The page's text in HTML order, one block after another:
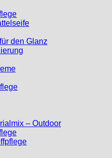
den Glanz
– Outdoor